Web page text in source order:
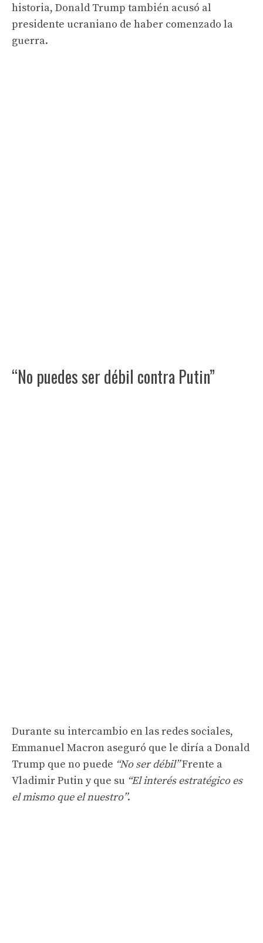
historia, Donald Trump también acusó al
presidente ucraniano de haber comenzado la
guerra.
“No puedes ser débil contra Putin”
Durante su intercambio en las redes sociales,
Emmanuel Macron aseguró que le diría a Donald
Trump que no puede “No ser débil”Frente a
Vladimir Putin y que su “El interés estratégico es
el mismo que el nuestro”.